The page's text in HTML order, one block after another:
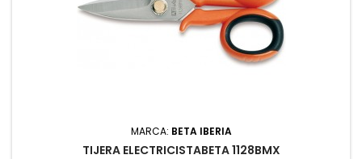
MARCA: BETA IBERIA
TIJERA ELECTRICISTABETA 1128BMX